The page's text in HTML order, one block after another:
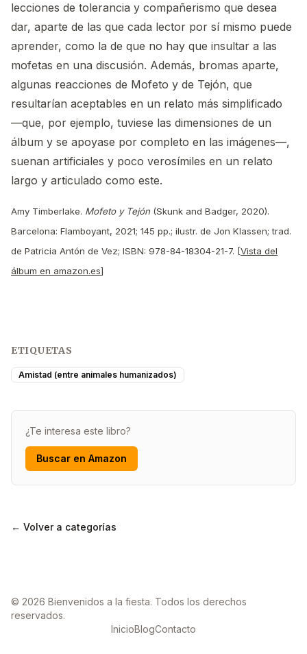
lecciones de tolerancia y compañerismo que desea
dar, aparte de las que cada lector por sí mismo puede
aprender, como la de que no hay que insultar a las
mofetas en una discusión. Además, bromas aparte,
algunas reacciones de Mofeto y de Tejón, que
resultarían aceptables en un relato más simplificado
—que, por ejemplo, tuviese las dimensiones de un
álbum y se apoyase por completo en las imágenes—,
suenan artificiales y poco verosímiles en un relato
largo y articulado como este.
Amy Timberlake. Mofeto y Tejón (Skunk and Badger, 2020).
Barcelona: Flamboyant, 2021; 145 pp.; ilustr. de Jon Klassen; trad.
de Patricia Antón de Vez; ISBN: 978-84-18304-21-7. [Vista del
álbum en amazon.es]
ETIQUETAS
Amistad (entre animales humanizados)
¿Te interesa este libro?
Buscar en Amazon
← Volver a categorías
© 2026 Bienvenidos a la fiesta. Todos los derechos
reservados.
InicioBlogContacto